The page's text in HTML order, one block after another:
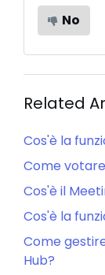
No
Related
Cos'è la
Come
Cos'è il
Cos'è la
Come
Hub?